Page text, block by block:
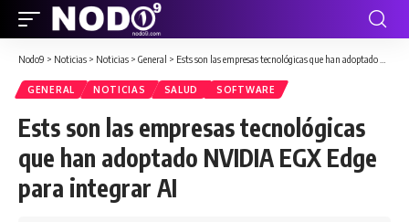
Nodo9 > Noticias > Noticias > General > Ests son las empresas tecnológicas que han adoptado NVIDIA EGX Edge para integrar AI
GENERAL NOTICIAS SALUD SOFTWARE
Ests son las empresas tecnológicas
que han adoptado NVIDIA EGX Edge
para integrar AI